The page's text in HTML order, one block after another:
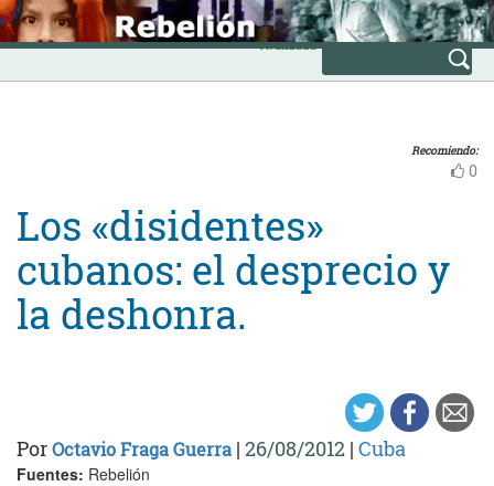
Skip
to
content
INICIO
Avanzada
Recomiendo:
0
Los «disidentes»
cubanos: el desprecio y
la deshonra.
PorOctavio Fraga Guerra | 26/08/2012 | Cuba
Fuentes: Rebelión